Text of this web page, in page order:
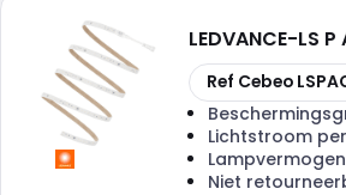
LEDVANCE-LS
Kopiëren
Ref Cebeo
Lichtstroom
Niet